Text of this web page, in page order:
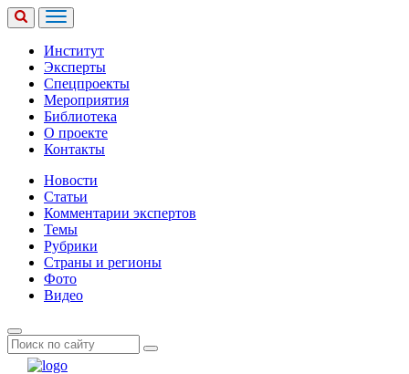
Институт
Эксперты
Спецпроекты
Мероприятия
Библиотека
О проекте
Контакты
Новости
Статьи
Комментарии экспертов
Темы
Рубрики
Страны и регионы
Фото
Видео